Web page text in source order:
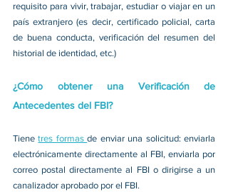
requisito para vivir, trabajar, estudiar o viajar en un
país extranjero (es decir, certificado policial, carta
de buena conducta, verificación del resumen del
historial de identidad, etc.)
¿Cómo obtener una Verificación de
Antecedentes del FBI?
Tiene tres formas de enviar una solicitud: enviarla
electrónicamente directamente al FBI, enviarla por
correo postal directamente al FBI o dirigirse a un
canalizador aprobado por el FBI.